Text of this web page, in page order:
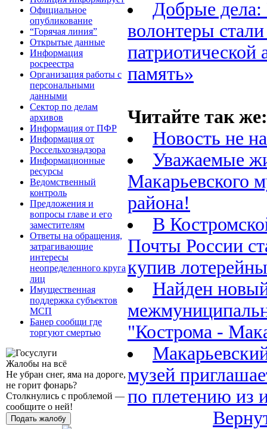
Официальное
опубликование
“Горячая линия”
Открытые данные
Информация
росреестра
Организация работы с
персональными
данными
Сектор по делам
архивов
Информация от ПФР
Информация от
Россельхознадзора
Информационные
ресурсы
Ведомственный
контроль
Предложения и
вопросы главе и его
заместителям
Ответы на обращения,
затрагивающие
интересы
неопределенного круга
лиц
Имущественная
поддержка субъектов
МСП
Банер сообщи где
торгуют смертью
Жалобы на всё
Не убран снег, яма на дороге,
не горит фонарь?
Столкнулись с проблемой —
сообщите о ней!
Подать жалобу
Добрые дела:
волонтеры
патриотической
память»
Читайте так же:
Новость не
Уважаемые
Макарьевского
района!
В
Почты России
купив
Найден
"Кострома -
музей
по плетению из